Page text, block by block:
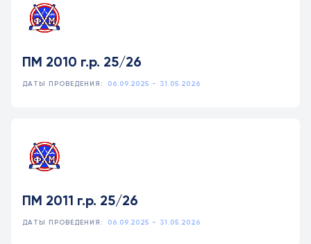
ПМ 2010 г.р. 25/26
ДАТЫ ПРОВЕДЕНИЯ: 06.09.2025 - 31.05.2026
ПМ 2011 г.р. 25/26
ДАТЫ ПРОВЕДЕНИЯ: 06.09.2025 - 31.05.2026